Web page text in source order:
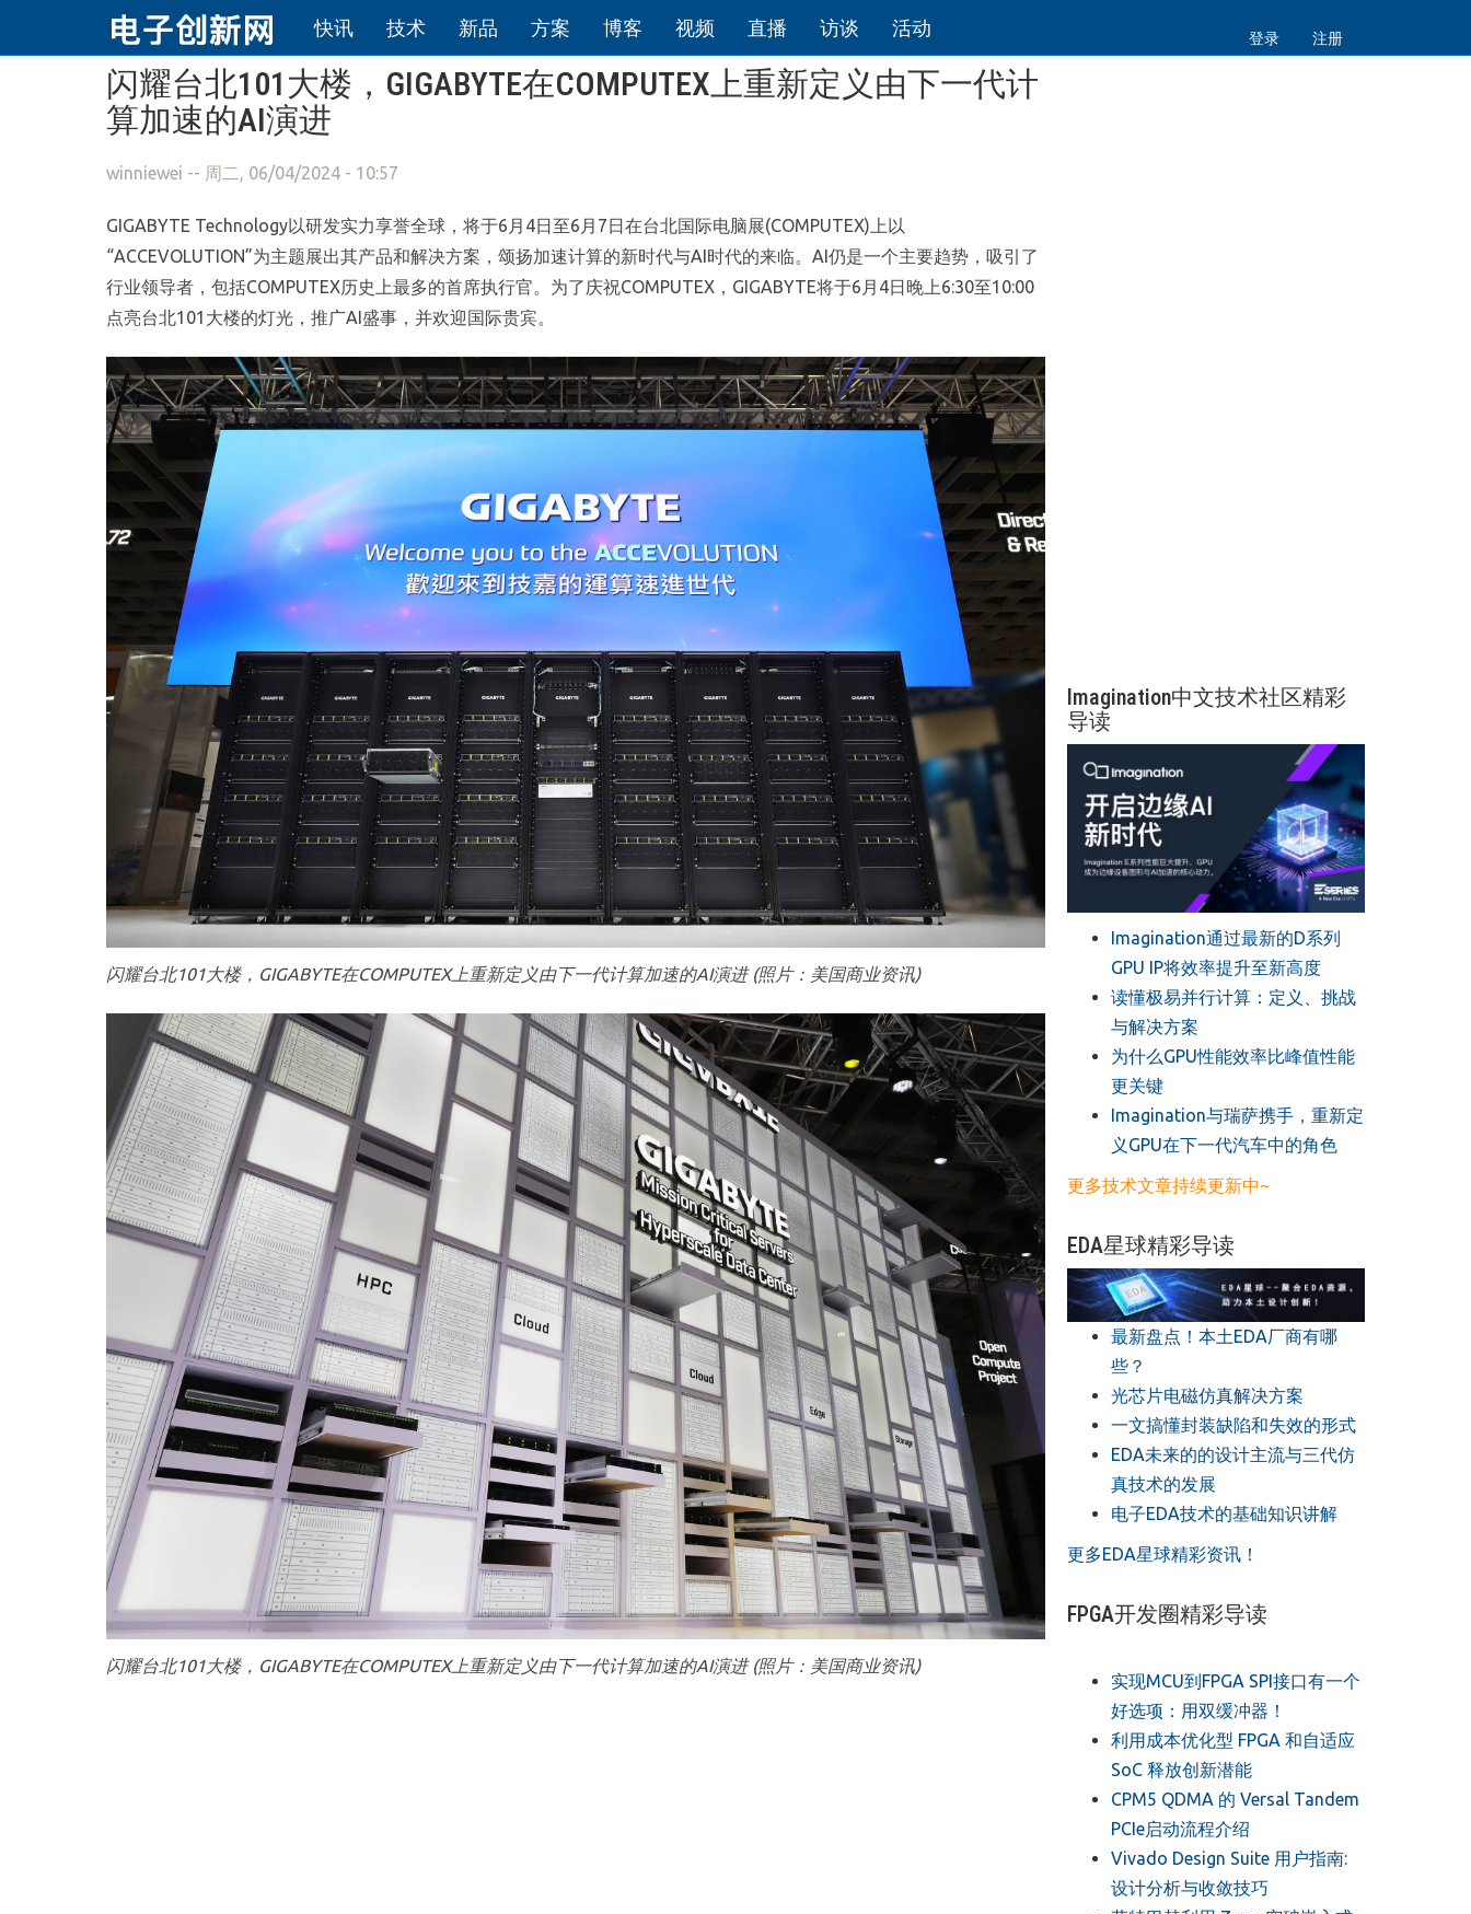
跳转到主要内容
快讯 技术 新品 方案 博客 视频 直播 访谈 活动 登录 注册
闪耀台北101大楼，GIGABYTE在COMPUTEX上重新定义由下一代计
算加速的AI演进
winniewei -- 周二, 06/04/2024 - 10:57
GIGABYTE Technology以研发实力享誉全球，将于6月4日至6月7日在台北国际电脑展(COMPUTEX)上以
“ACCEVOLUTION”为主题展出其产品和解决方案，颂扬加速计算的新时代与AI时代的来临。AI仍是一个主要趋势，吸引了
行业领导者，包括COMPUTEX历史上最多的首席执行官。为了庆祝COMPUTEX，GIGABYTE将于6月4日晚上6:30至10:00
点亮台北101大楼的灯光，推广AI盛事，并欢迎国际贵宾。
闪耀台北101大楼，GIGABYTE在COMPUTEX上重新定义由下一代计算加速的AI演进 (照片：美国商业资讯)
闪耀台北101大楼，GIGABYTE在COMPUTEX上重新定义由下一代计算加速的AI演进 (照片：美国商业资讯)
Imagination中文技术社区精彩
导读
Imagination通过最新的D系列
GPU IP将效率提升至新高度
读懂极易并行计算：定义、挑战
与解决方案
​为什么GPU性能效率比峰值性能
更关键
​Imagination与瑞萨携手，重新定
义GPU在下一代汽车中的角色
更多技术文章持续更新中~
EDA星球精彩导读
最新盘点！本土EDA厂商有哪
些？
光芯片电磁仿真解决方案
一文搞懂封装缺陷和失效的形式
EDA未来的的设计主流与三代仿
真技术的发展
电子EDA技术的基础知识讲解
更多EDA星球精彩资讯！
FPGA开发圈精彩导读
实现MCU到FPGA SPI接口有一个
好选项：用双缓冲器！
利用成本优化型 FPGA 和自适应
SoC 释放创新潜能
CPM5 QDMA 的 Versal Tandem
PCIe启动流程介绍
Vivado Design Suite 用户指南:
设计分析与收敛技巧